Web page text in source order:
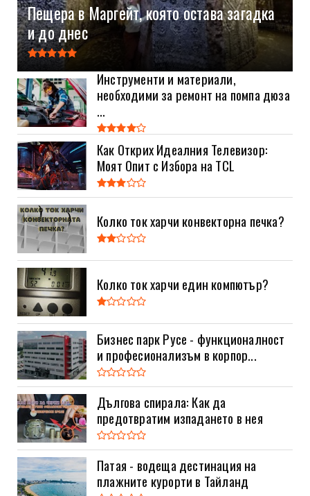
Пещера в Маргейт, която остава загадка
и до днес
Инструменти и материали,
необходими за ремонт на помпа дюза
...
Как Открих Идеалния Телевизор:
Моят Опит с Избора на TCL
Колко ток харчи конвекторна печка?
Колко ток харчи един компютър?
Бизнес парк Русе - функционалност
и професионализъм в корпор...
Дългова спирала: Как да
предотвратим изпадането в нея
Патая - водеща дестинация на
плажните курорти в Тайланд